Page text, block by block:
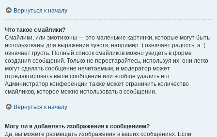
Вернуться к началу
Что такое смайлики?
Смайлики, или эмотиконы — это маленькие картинки, которые могут быть
использованы для выражения чувств, например :) означает радость, а :(
означает грусть. Полный список смайликов можно увидеть в форме
создания сообщений. Только не перестарайтесь, используя их: они легко
могут сделать сообщение нечитаемым, и модератор может
отредактировать ваше сообщение или вообще удалить его.
Администратор конференции также может ограничить количество
смайликов, которое можно использовать в сообщении.
Вернуться к началу
Могу ли я добавлять изображения к сообщениям?
Да, вы можете размещать изображения в ваших сообщениях. Если